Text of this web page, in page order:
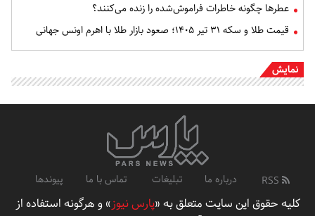
عطرها چگونه خاطرات فراموش‌شده را زنده می‌کنند؟
قیمت طلا و سکه ۳۱ تیر ۱۴۰۵؛ صعود بازار طلا با اهرم اونس جهانی
نمایش
درباره ما تبلیغات تماس با ما پیوندها
کلیه حقوق این سایت متعلق به «پارس نیوز» و هرگونه استفاده از